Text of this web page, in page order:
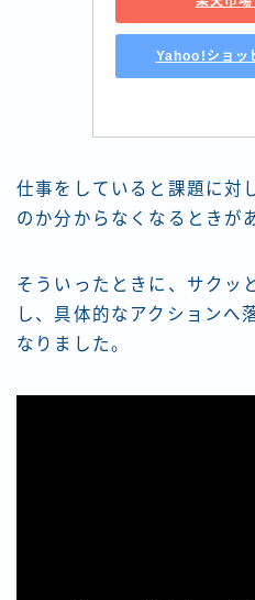
Yahoo!ショッ
仕事をしていると課題に対
のか分からなくなるときが
そういったときに、サクッ
し、具体的なアクションへ
なりました。